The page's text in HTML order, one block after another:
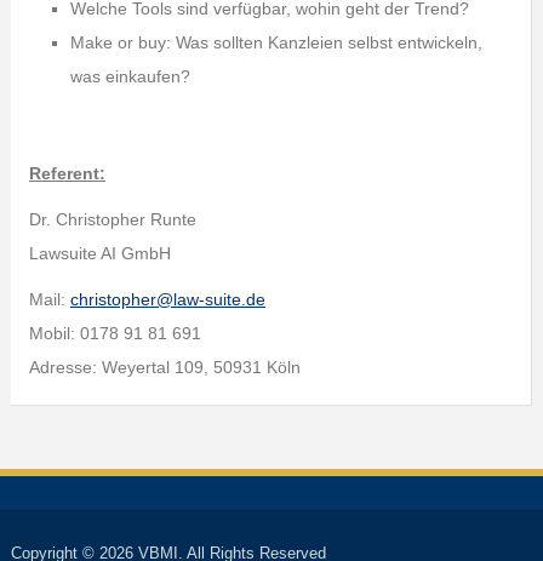
Welche Tools sind verfügbar, wohin geht der Trend?
Make or buy: Was sollten Kanzleien selbst entwickeln,
was einkaufen?
Referent:
Dr. Christopher Runte
Lawsuite AI GmbH
Mail: christopher@law-suite.de
Mobil: 0178 91 81 691
Adresse: Weyertal 109, 50931 Köln
Copyright © 2026 VBMI. All Rights Reserved